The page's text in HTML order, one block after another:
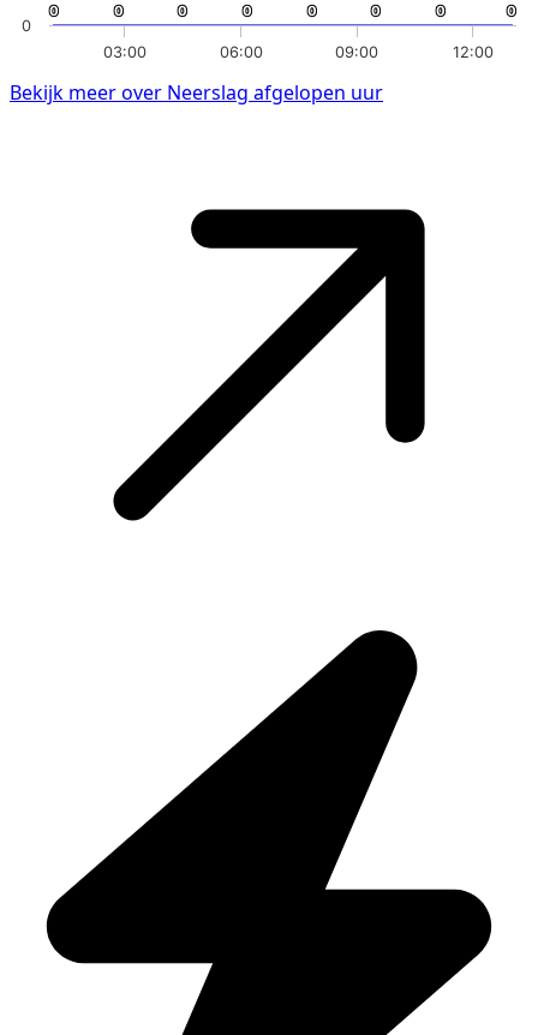
0
0 0
0 0
0 0
0 0
0 0
0 0
0 0
0
03:00 06:00 09:00 12:00
0
Bekijk meer over Neerslag afgelopen uur